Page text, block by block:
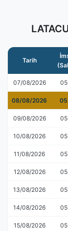
Tarih
07/08/2026
08/08/2026
09/08/2026
10/08/2026
11/08/2026
12/08/2026
13/08/2026
14/08/2026
15/08/2026